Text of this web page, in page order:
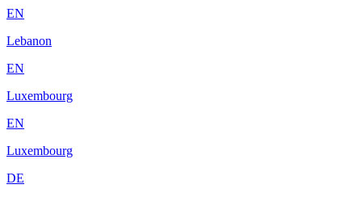
EN
Lebanon
EN
Luxembourg
EN
Luxembourg
DE